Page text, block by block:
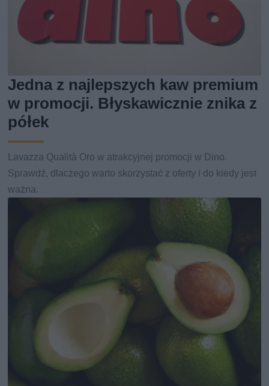
Jedna z najlepszych kaw premium
w promocji. Błyskawicznie znika z
półek
Lavazza Qualità Oro w atrakcyjnej promocji w Dino.
Sprawdź, dlaczego warto skorzystać z oferty i do kiedy jest
ważna.